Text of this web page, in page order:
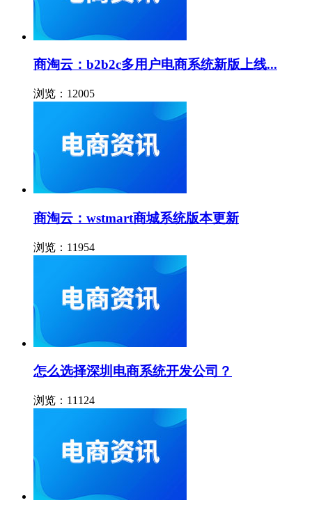
商淘云：b2b2c多用户电商系统新版上线...
浏览：12005
商淘云：wstmart商城系统版本更新
浏览：11954
怎么选择深圳电商系统开发公司？
浏览：11124